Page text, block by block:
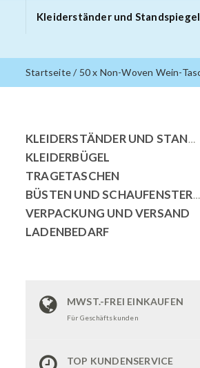
Kleiderständer und
Startseite/ 50 x Non-Woven Wein-
KLEIDERSTÄNDER UND STANDSPIEGEL
KLEIDERBÜGEL
TRAGETASCHEN
BÜSTEN UND SCHAUFENSTERPUPPEN
VERPACKUNG UND VERSAND
LADENBEDARF
MWST.-FREI EINKAUFEN
Für Geschäftskunden
TOP KUNDENSERVICE